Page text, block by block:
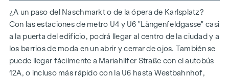
Vídeo: portero automático
Con visión de futuro: certificación DGNB Oro
Con una superficie habitable de unos 110 metros cuadrados,
este soleado y luminoso piso de estilo dúplex ofrece un
ambiente muy acogedor con un toque moderno.
¿A un paso del Naschmarkt o de la ópera de Karlsplatz?
Con las estaciones de metro U4 y U6 "Längenfeldgasse" casi
a la puerta del edificio, podrá llegar al centro de la ciudad y a
los barrios de moda en un abrir y cerrar de ojos. También se
puede llegar fácilmente a Mariahilfer Straße con el autobús
12A, o incluso más rápido con la U6 hasta Westbahnhof,